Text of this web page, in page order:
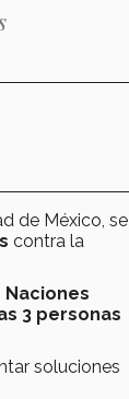
de México, se
contra la
Naciones
3 personas
soluciones